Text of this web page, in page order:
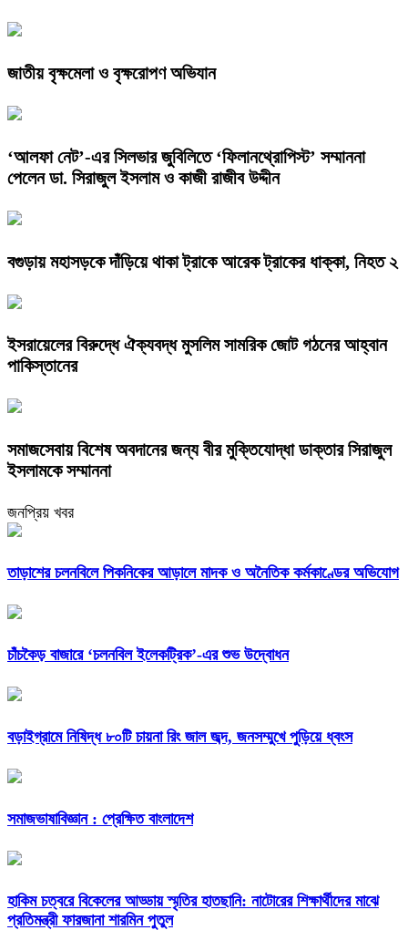
জাতীয় বৃক্ষমেলা ও বৃক্ষরোপণ অভিযান
‘আলফা নেট’-এর সিলভার জুবিলিতে ‘ফিলানথ্রোপিস্ট’ সম্মাননা
পেলেন ডা. সিরাজুল ইসলাম ও কাজী রাজীব উদ্দীন
বগুড়ায় মহাসড়কে দাঁড়িয়ে থাকা ট্রাকে আরেক ট্রাকের ধাক্কা, নিহত ২
ইসরায়েলের বিরুদ্ধে ঐক্যবদ্ধ মুসলিম সামরিক জোট গঠনের আহ্বান
পাকিস্তানের
সমাজসেবায় বিশেষ অবদানের জন্য বীর মুক্তিযোদ্ধা ডাক্তার সিরাজুল
ইসলামকে সম্মাননা
জনপ্রিয় খবর
তাড়াশের চলনবিলে পিকনিকের আড়ালে মাদক ও অনৈতিক কর্মকাণ্ডের অভিযোগ
চাঁচকৈড় বাজারে ‘চলনবিল ইলেকট্রিক’-এর শুভ উদ্বোধন
বড়াইগ্রামে নিষিদ্ধ ৮০টি চায়না রিং জাল জব্দ, জনসম্মুখে পুড়িয়ে ধ্বংস
সমাজভাষাবিজ্ঞান : প্রেক্ষিত বাংলাদেশ
হাকিম চত্বরে বিকেলের আড্ডায় স্মৃতির হাতছানি: নাটোরের শিক্ষার্থীদের মাঝে
প্রতিমন্ত্রী ফারজানা শারমিন পুতুল